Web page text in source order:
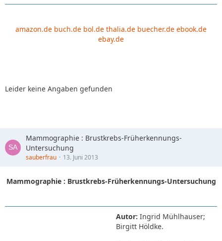
amazon.de buch.de bol.de thalia.de buecher.de ebook.de
ebay.de
Leider keine Angaben gefunden
Mammographie : Brustkrebs-Früherkennungs-
Untersuchung
sauberfrau 13. Juni 2013
Mammographie : Brustkrebs-Früherkennungs-Untersuchung
Autor: Ingrid Mühlhauser;
Birgitt Höldke.